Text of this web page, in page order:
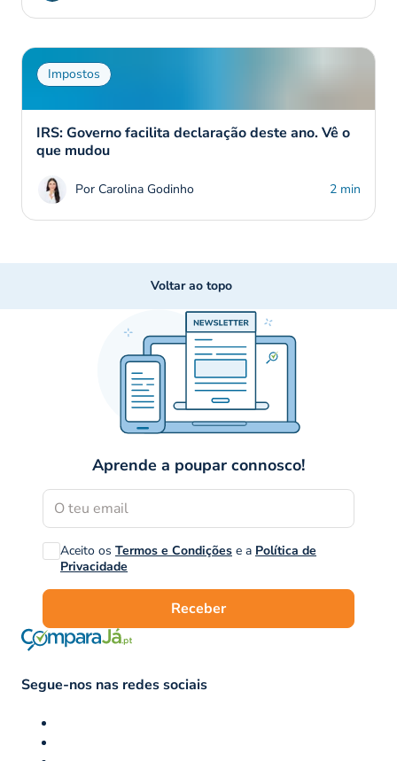
Impostos
IRS: Governo facilita declaração deste ano. Vê o
que mudou
Por Carolina Godinho 2 min
Voltar ao topo
Aprende a poupar connosco!
Aceito os Termos e Condições e a Política de
Privacidade
Receber
Segue-nos nas redes sociais